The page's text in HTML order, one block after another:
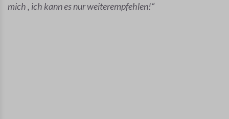
mich , ich kann es nur weiterempfehlen!